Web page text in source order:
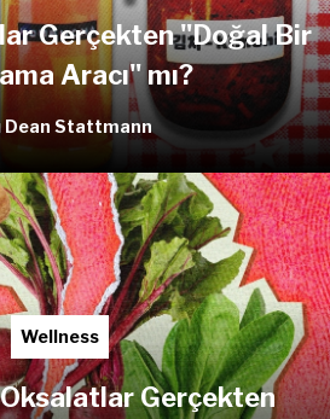
Gerçekten "Doğal Bir
Aracı" mı?
Dean Stattmann
Wellness
Gerçekten